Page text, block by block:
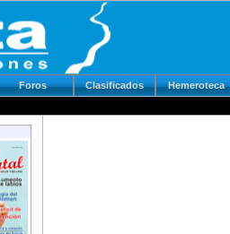
Foros Clasificados Hemeroteca